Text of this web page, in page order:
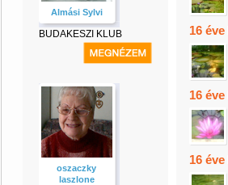
Almási Sylvi
BUDAKESZI KLUB
oszaczky
laszlone
16 éve
16 éve
16 éve